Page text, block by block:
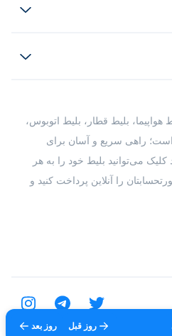
روز قبل روز بعد
فرصت‌های شغلی
هواپیما، بلیط قطار، بلیط اتوبوس،
است؛ راهی سریع و آسان برای
کلیک می‌توانید بلیط خود را به هر
را آنلاین پرداخت کنید و
عتیق گشت اصفهان محفوظ است.